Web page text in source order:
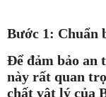
Bước 1: Chuẩn
Để đảm bảo an
này rất quan
chất vật lý của